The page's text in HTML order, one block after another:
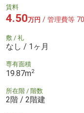
賃料
4.50万円 / 管理費等
敷 / 礼
なし / 1ヶ月
専有面積
19.87m2
所在階 / 階数
2階 / 2階建